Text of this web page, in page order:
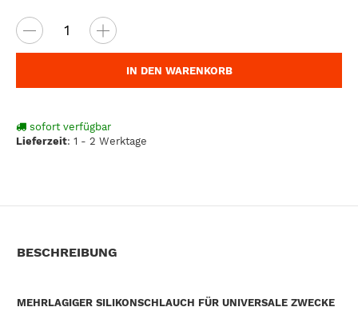
IN DEN WARENKORB
sofort verfügbar
Lieferzeit: 1 - 2 Werktage
BESCHREIBUNG
MEHRLAGIGER SILIKONSCHLAUCH FÜR UNIVERSALE ZWECKE